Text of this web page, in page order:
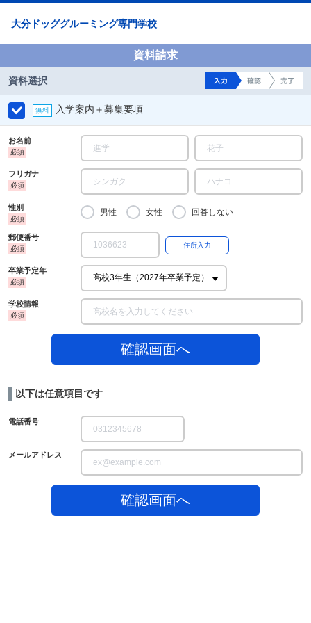
大分ドッググルーミング専門学校
資料請求
資料選択
入学案内＋募集要項
お名前
フリガナ
性別 男性 女性 回答しない
郵便番号
卒業予定年
学校情報
確認画面へ
以下は任意項目です
電話番号
メールアドレス
確認画面へ